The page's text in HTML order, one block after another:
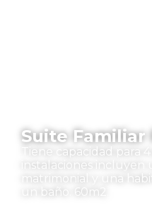
Suite Familiar
Tiene capacidad para 4
instalaciones
matrimonial y una
un baño. 60m2.